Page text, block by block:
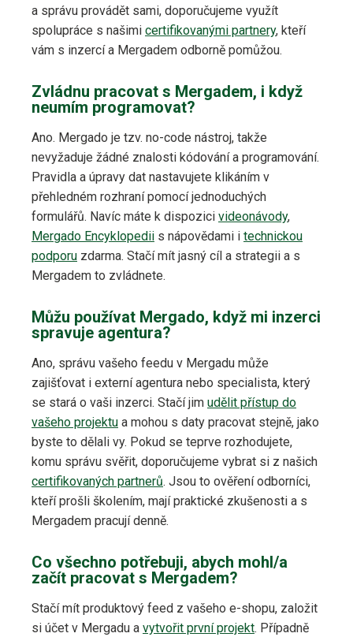
a správu provádět sami, doporučujeme využít
spolupráce s našimi certifikovanými partnery, kteří
vám s inzercí a Mergadem odborně pomůžou.
Zvládnu pracovat s Mergadem, i když
neumím programovat?
Ano. Mergado je tzv. no-code nástroj, takže
nevyžaduje žádné znalosti kódování a programování.
Pravidla a úpravy dat nastavujete klikáním v
přehledném rozhraní pomocí jednoduchých
formulářů. Navíc máte k dispozici videonávody,
Mergado Encyklopedii s nápovědami i technickou
podporu zdarma. Stačí mít jasný cíl a strategii a s
Mergadem to zvládnete.
Můžu používat Mergado, když mi inzerci
spravuje agentura?
Ano, správu vašeho feedu v Mergadu může
zajišťovat i externí agentura nebo specialista, který
se stará o vaši inzerci. Stačí jim udělit přístup do
vašeho projektu a mohou s daty pracovat stejně, jako
byste to dělali vy. Pokud se teprve rozhodujete,
komu správu svěřit, doporučujeme vybrat si z našich
certifikovaných partnerů. Jsou to ověření odborníci,
kteří prošli školením, mají praktické zkušenosti a s
Mergadem pracují denně.
Co všechno potřebuji, abych mohl/a
začít pracovat s Mergadem?
Stačí mít produktový feed z vašeho e-shopu, založit
si účet v Mergadu a vytvořit první projekt. Případně